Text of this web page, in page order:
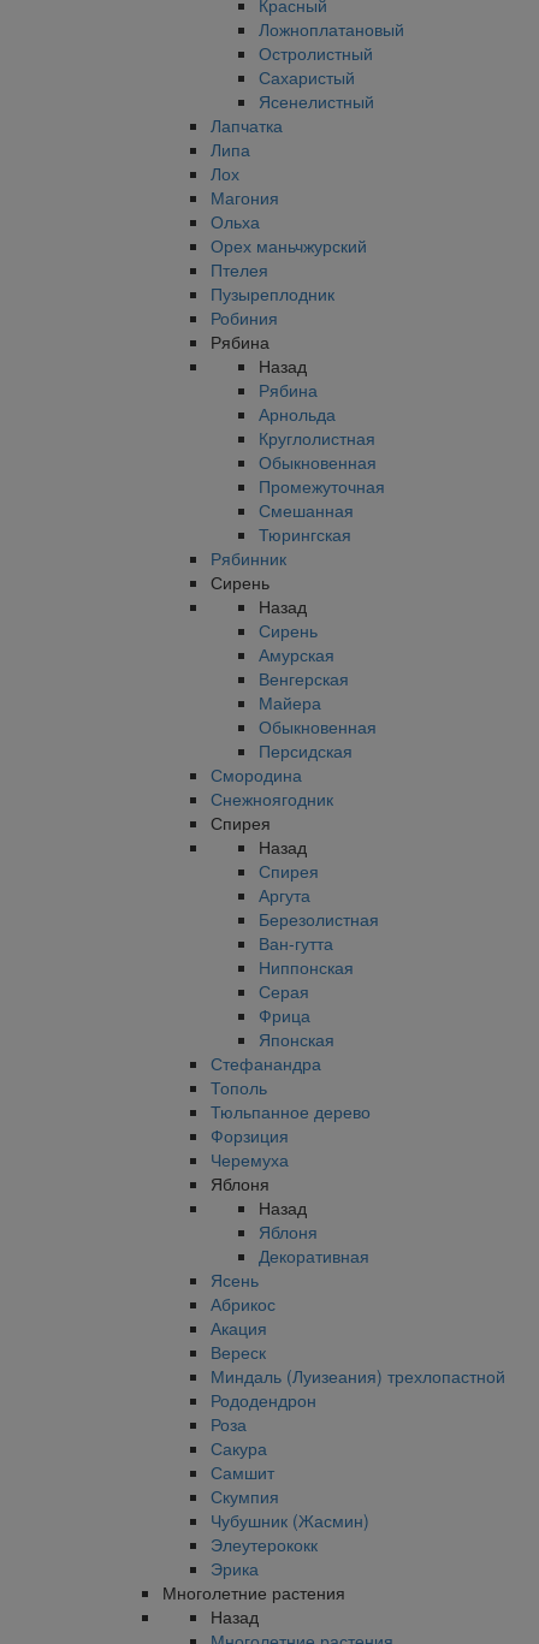
Красный
Ложноплатановый
Остролистный
Сахаристый
Ясенелистный
Лапчатка
Липа
Лох
Магония
Ольха
Орех маньчжурский
Птелея
Пузыреплодник
Робиния
Рябина
Назад
Рябина
Арнольда
Круглолистная
Обыкновенная
Промежуточная
Смешанная
Тюрингская
Рябинник
Сирень
Назад
Сирень
Амурская
Венгерская
Майера
Обыкновенная
Персидская
Смородина
Снежноягодник
Спирея
Назад
Спирея
Аргута
Березолистная
Ван-гутта
Ниппонская
Серая
Фрица
Японская
Стефанандра
Тополь
Тюльпанное дерево
Форзиция
Черемуха
Яблоня
Назад
Яблоня
Декоративная
Ясень
Абрикос
Акация
Вереск
Миндаль (Луизеания) трехлопастной
Рододендрон
Роза
Сакура
Самшит
Скумпия
Чубушник (Жасмин)
Элеутерококк
Эрика
Многолетние растения
Назад